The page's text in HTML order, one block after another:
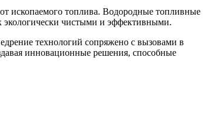
ископаемого топлива. Водородные топливные
экологически чистыми и эффективными.
технологий сопряжено с вызовами в
инновационные решения, способные